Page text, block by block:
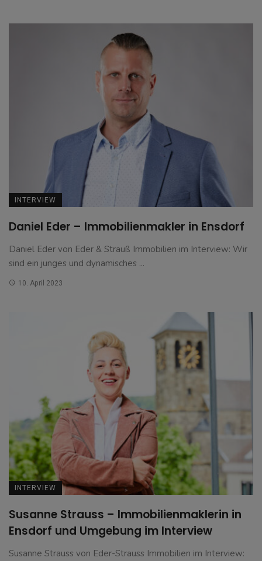
INTERVIEW
Daniel Eder – Immobilienmakler in Ensdorf
Daniel Eder von Eder & Strauß Immobilien im Interview: Wir
sind ein junges und dynamisches ...
10. April 2023
INTERVIEW
Susanne Strauss – Immobilienmaklerin in
Ensdorf und Umgebung im Interview
Susanne Strauss von Eder-Strauss Immobilien im Interview: